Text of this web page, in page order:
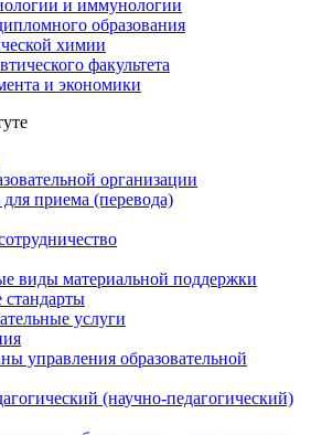
и иммунологии
образования
химии
факультета
и экономики
организации
приема (перевода)
виды материальной поддержки
стандарты
услуги
управления образовательной
(научно-педагогический)